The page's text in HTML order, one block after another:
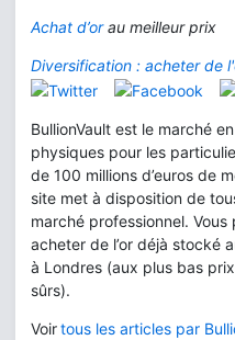
Achat d’orau meilleur prix
Diversification : acheter de
BullionVault est le marché
physiques pour les
de 100 millions d’euros de
site met à disposition de
marché professionnel. Vous
acheter de l’or déjà stocké
à Londres (aux plus bas
sûrs).
Voirtous les articles par